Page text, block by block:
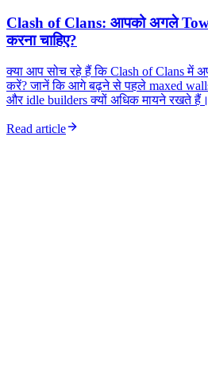
Clash of Clans: आपको अगले
करना चाहिए?
क्या आप सोच रहे हैं कि Clash of Clans में
करें? जानें कि आगे बढ़ने से पहले maxed
और idle builders क्यों अधिक मायने रखते हैं।
Read article